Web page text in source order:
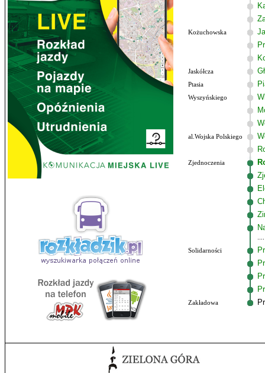
Kożuchowska
Jaskółcza
Ptasia
Wyszyńskiego
al.Wojska Polskiego
Zjednoczenia
Solidarności
Zakładowa